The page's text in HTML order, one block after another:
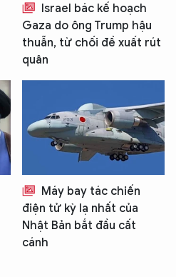
Israel bác kế hoạch
Gaza do ông Trump hậu
thuẫn, từ chối đề xuất rút
quân
Máy bay tác chiến
điện tử kỳ lạ nhất của
Nhật Bản bắt đầu cất
cánh